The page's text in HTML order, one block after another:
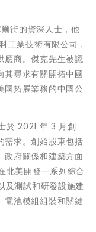
街的資深人士，他
工業技術有限公司，
應商。傑克先生被認
其尋求有關開拓中國
國拓展業務的中國公
於 2021 年 3 月創
需求。創始股東包括
政府關係和建築方面
北美開發一系列綜合
及測試和研發設施建
電池模組組裝和關鍵